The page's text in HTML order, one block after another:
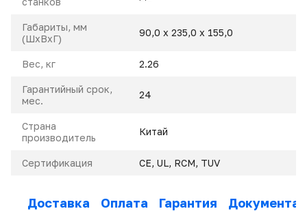
Габариты, мм
(ШхВхГ)
90,0 х 235,0 х 155,0
Вес, кг 2.26
Гарантийный срок,
мес.
24
Страна
производитель
Китай
Сертификация CE, UL, RCM, TUV
Доставка Оплата Гарантия